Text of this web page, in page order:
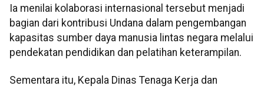
Ia menilai kolaborasi internasional tersebut menjadi
bagian dari kontribusi Undana dalam pengembangan
kapasitas sumber daya manusia lintas negara melalui
pendekatan pendidikan dan pelatihan keterampilan.
Sementara itu, Kepala Dinas Tenaga Kerja dan